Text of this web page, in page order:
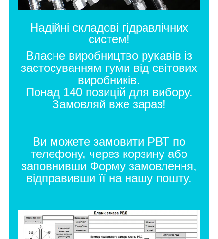
Надійні складові гідравлічних
систем!
Власне виробництво рукавів із
застосуванням гуми від світових
виробників.
Понад 140 позицій для вибору.
Замовляй вже зараз!
Ви можете замовити РВТ по
телефону, через корзину або
заповнивши Форму замовлення,
відправивши її на нашу пошту.